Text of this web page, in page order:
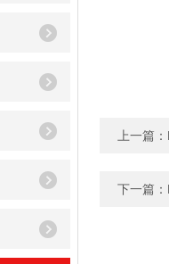
上一篇：
下一篇：